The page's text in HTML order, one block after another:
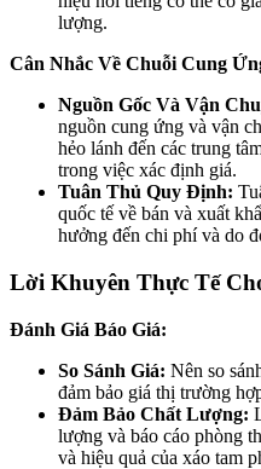
lượng.
Cân Nhắc Về Chuỗi Cung
Nguồn Gốc Và Vận
nguồn cung ứng và vận
hẻo lánh đến các trung
trong việc xác định giá.
Tuân Thủ Quy Định:
quốc tế về bán và xuất
hưởng đến chi phí và do
Lời Khuyên Thực Tế
Đánh Giá Báo Giá:
So Sánh Giá: Nên so
đảm bảo giá thị trường
Đảm Bảo Chất Lượng:
lượng và báo cáo phòng
và hiệu quả của xáo tam